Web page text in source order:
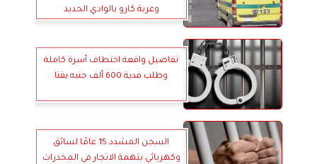
وعربة كارو بالوادي الجديد
تفاصيل واقعة اختطاف أسرة كاملة
وطلب فدية 600 ألف جنيه بقنا
السجن المشدد 15 عامًا لسائق
وكهربائي بتهمة الاتجار في المخدرات